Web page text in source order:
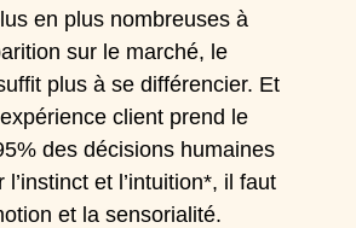
en plus nombreuses à
sur le marché, le
plus à se différencier. Et
client prend le
des décisions humaines
et l’intuition*, il faut
et la sensorialité.